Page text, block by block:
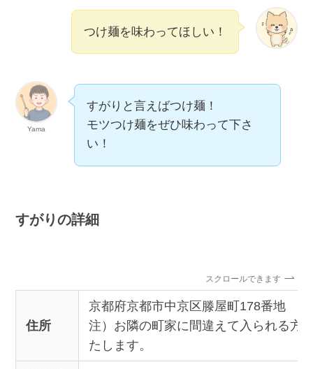
つけ麺を味わってほしい！
Yama
すがりと言えばつけ麺！
モツつけ麺をぜひ味わって下さ
い！
すがりの詳細
スクロールできます
住所
京都府京都市中京区滕屋町178番地
注）お隣の町家に間違えて入られる方
たします。